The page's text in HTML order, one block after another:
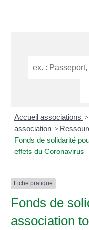
Accueil associations >
association >
Fonds de solidarité
effets du Coronavirus
Fiche pratique
Fonds de
association